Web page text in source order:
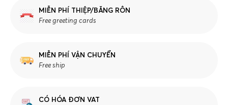
MIỄN PHÍ THIỆP/BĂNG RÔN
Free greeting cards
MIỄN PHÍ VẬN CHUYỂN
Free ship
CÓ HÓA ĐƠN VAT